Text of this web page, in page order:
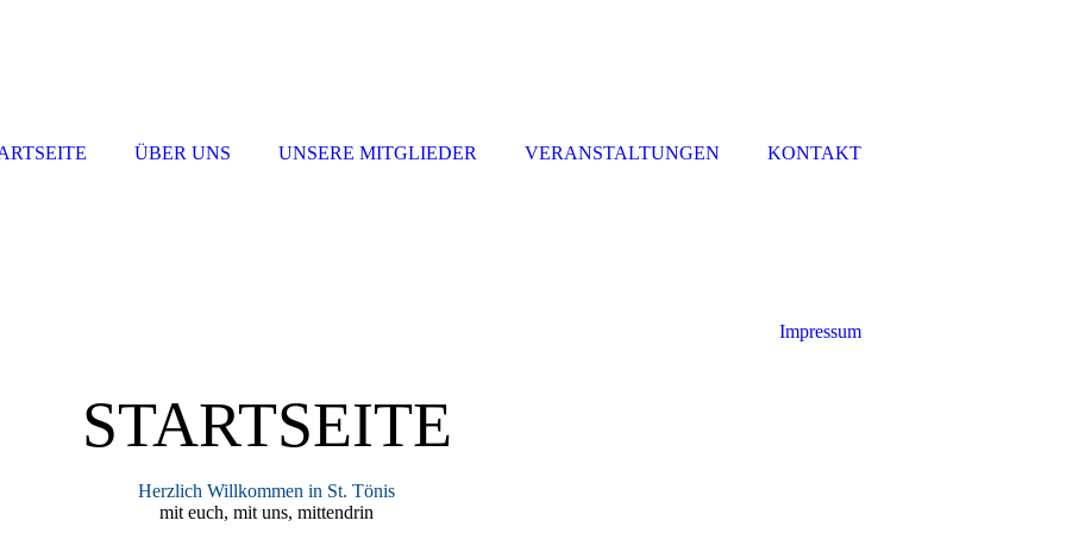
STARTSEITE
Herzlich Willkommen in St. Tönis
mit euch, mit uns, mittendrin
ÜBER UNS UNSERE MITGLIEDER VERANSTALTUNGEN KONTAKT
Impressum